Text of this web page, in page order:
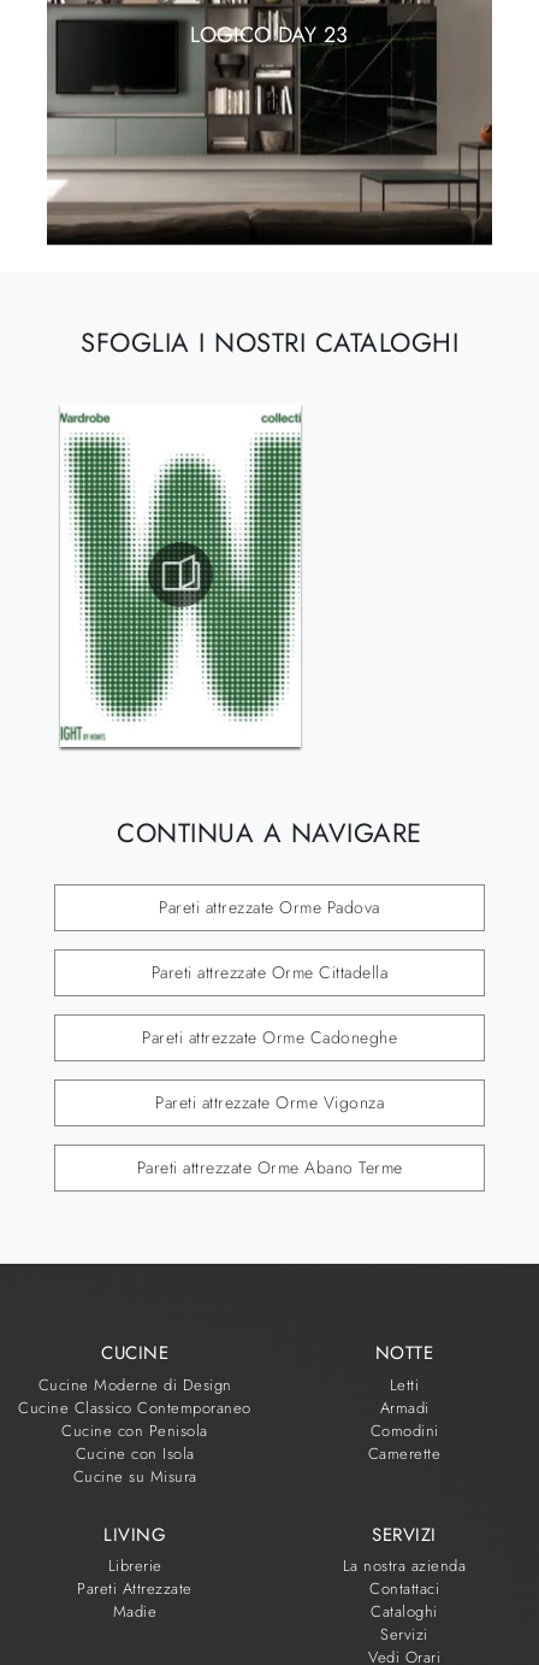
LOGICO DAY 23
SFOGLIA I NOSTRI CATALOGHI
CONTINUA A NAVIGARE
Pareti attrezzate Orme Padova
Pareti attrezzate Orme Cittadella
Pareti attrezzate Orme Cadoneghe
Pareti attrezzate Orme Vigonza
Pareti attrezzate Orme Abano Terme
CUCINE
Cucine Moderne di Design
Cucine Classico Contemporaneo
Cucine con Penisola
Cucine con Isola
Cucine su Misura
NOTTE
Letti
Armadi
Comodini
Camerette
LIVING
Librerie
Pareti Attrezzate
Madie
SERVIZI
La nostra azienda
Contattaci
Cataloghi
Servizi
Vedi Orari